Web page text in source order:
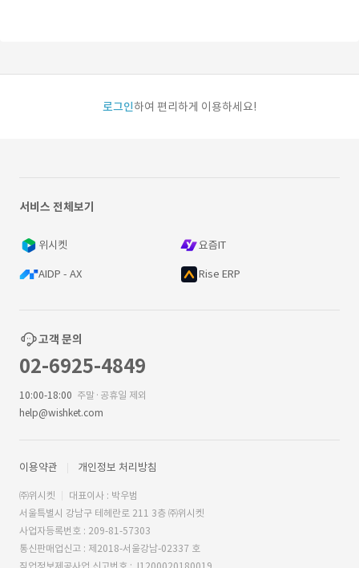
로그인하여 편리하게 이용하세요!
서비스 전체보기
위시켓 요즘IT
AIDP - AX Rise ERP
고객 문의
02-6925-4849
10:00-18:00 주말·공휴일 제외
help@wishket.com
이용약관 개인정보 처리방침
㈜위시켓
대표이사 : 박우범
서울특별시 강남구 테헤란로 211 3층 ㈜위시켓
사업자등록번호 : 209-81-57303
통신판매업신고 : 제2018-서울강남-02337 호